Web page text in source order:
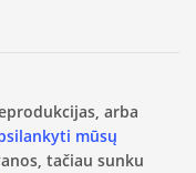
arba
mūsų
tačiau sunku